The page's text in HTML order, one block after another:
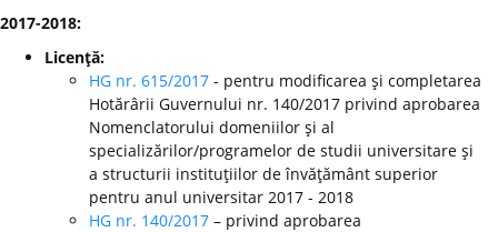
2017-2018:
Licenţă:
HG nr. 615/2017 - pentru modificarea şi completarea
Hotărârii Guvernului nr. 140/2017 privind aprobarea
Nomenclatorului domeniilor şi al
specializărilor/programelor de studii universitare şi
a structurii instituţiilor de învăţământ superior
pentru anul universitar 2017 - 2018
HG nr. 140/2017 – privind aprobarea